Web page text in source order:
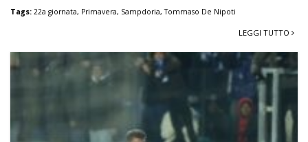
Tags: 22a giornata, Primavera, Sampdoria,Tommaso De Nipoti
LEGGI TUTTO